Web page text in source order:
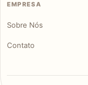
EMPRESA
Sobre Nós
Contato